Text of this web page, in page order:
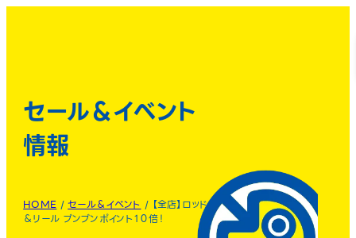
セール＆イベント
情報
HOME /セール＆イベント / 【全店】ロッド
＆リール ブンブンポイント１０倍！